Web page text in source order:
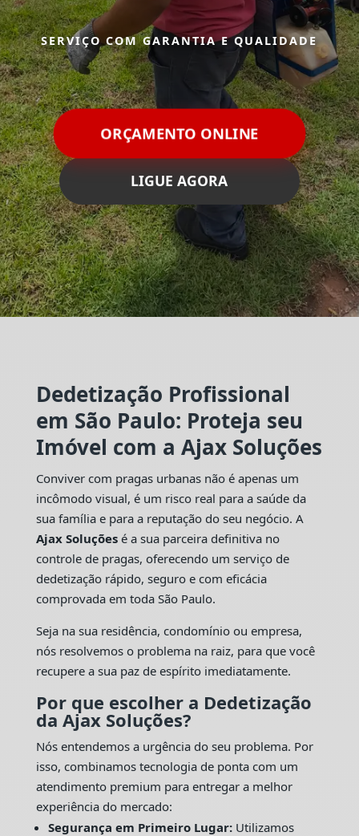
SERVIÇO COM GARANTIA E QUALIDADE
ORÇAMENTO ONLINE
LIGUE AGORA
Dedetização Profissional
em São Paulo: Proteja seu
Imóvel com a Ajax Soluções
Conviver com pragas urbanas não é apenas um
incômodo visual, é um risco real para a saúde da
sua família e para a reputação do seu negócio. A
Ajax Soluçõesé a sua parceira definitiva no
controle de pragas, oferecendo um serviço de
dedetização rápido, seguro e com eficácia
comprovada em toda São Paulo.
Seja na sua residência, condomínio ou empresa,
nós resolvemos o problema na raiz, para que você
recupere a sua paz de espírito imediatamente.
Por que escolher a Dedetização
da Ajax Soluções?
Nós entendemos a urgência do seu problema. Por
isso, combinamos tecnologia de ponta com um
atendimento premium para entregar a melhor
experiência do mercado:
Segurança em Primeiro Lugar:Utilizamos